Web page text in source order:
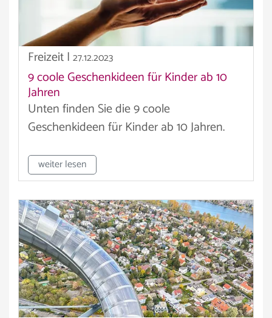
Freizeit | 27.12.2023
9 coole Geschenkideen für Kinder ab 10
Jahren
Unten finden Sie die 9 coole
Geschenkideen für Kinder ab 10 Jahren.
weiter lesen